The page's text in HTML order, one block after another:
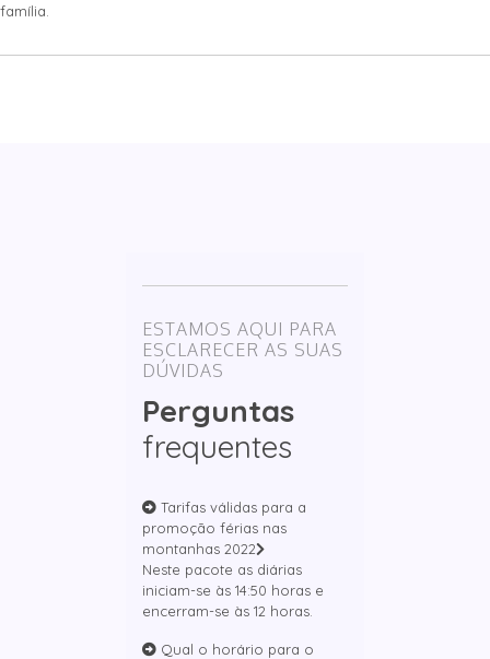
família.
ESTAMOS AQUI PARA
ESCLARECER AS SUAS
DÚVIDAS
Perguntas
frequentes
Tarifas válidas para a
promoção férias nas
montanhas 2022
Neste pacote as diárias
iniciam-se às 14:50 horas e
encerram-se às 12 horas.
Qual o horário para o